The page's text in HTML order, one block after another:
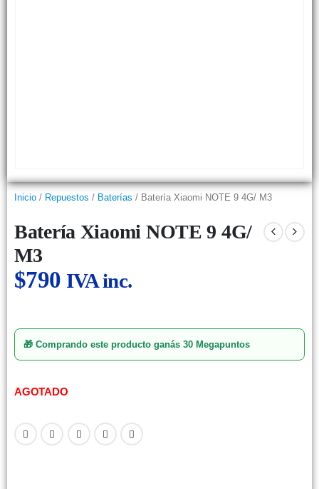
Inicio / Repuestos / Baterías / Batería Xiaomi NOTE 9 4G/ M3
Batería Xiaomi NOTE 9 4G/
M3
$790 IVA inc.
🎁 Comprando este producto ganás 30 Megapuntos
AGOTADO